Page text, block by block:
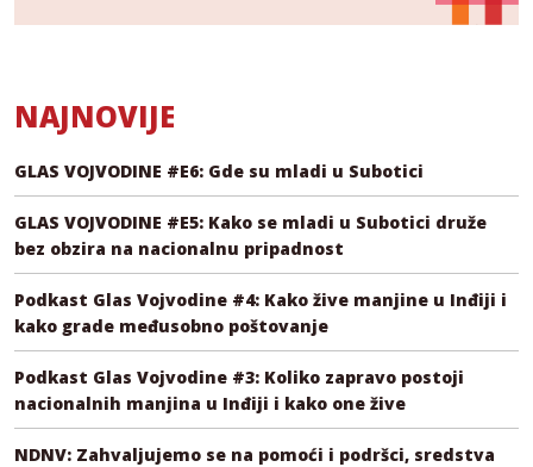
NAJNOVIJE
GLAS VOJVODINE #E6: Gde su mladi u Subotici
GLAS VOJVODINE #E5: Kako se mladi u Subotici druže
bez obzira na nacionalnu pripadnost
Podkast Glas Vojvodine #4: Kako žive manjine u Inđiji i
kako grade međusobno poštovanje
Podkast Glas Vojvodine #3: Koliko zapravo postoji
nacionalnih manjina u Inđiji i kako one žive
NDNV: Zahvaljujemo se na pomoći i podršci, sredstva